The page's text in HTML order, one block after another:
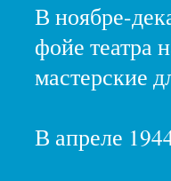
В ноябре-
фойе театра
мастерские
В апреле